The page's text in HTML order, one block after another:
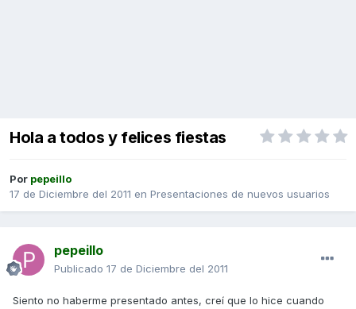
Hola a todos y felices fiestas
Por pepeillo
17 de Diciembre del 2011 en Presentaciones de nuevos usuarios
pepeillo
Publicado 17 de Diciembre del 2011
Siento no haberme presentado antes, creí que lo hice cuando